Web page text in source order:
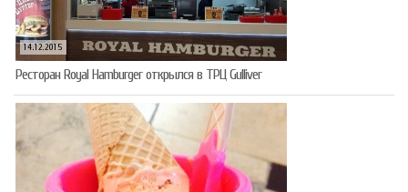
14.12.2015
Ресторан Royal Hamburger открылся в ТРЦ Gulliver